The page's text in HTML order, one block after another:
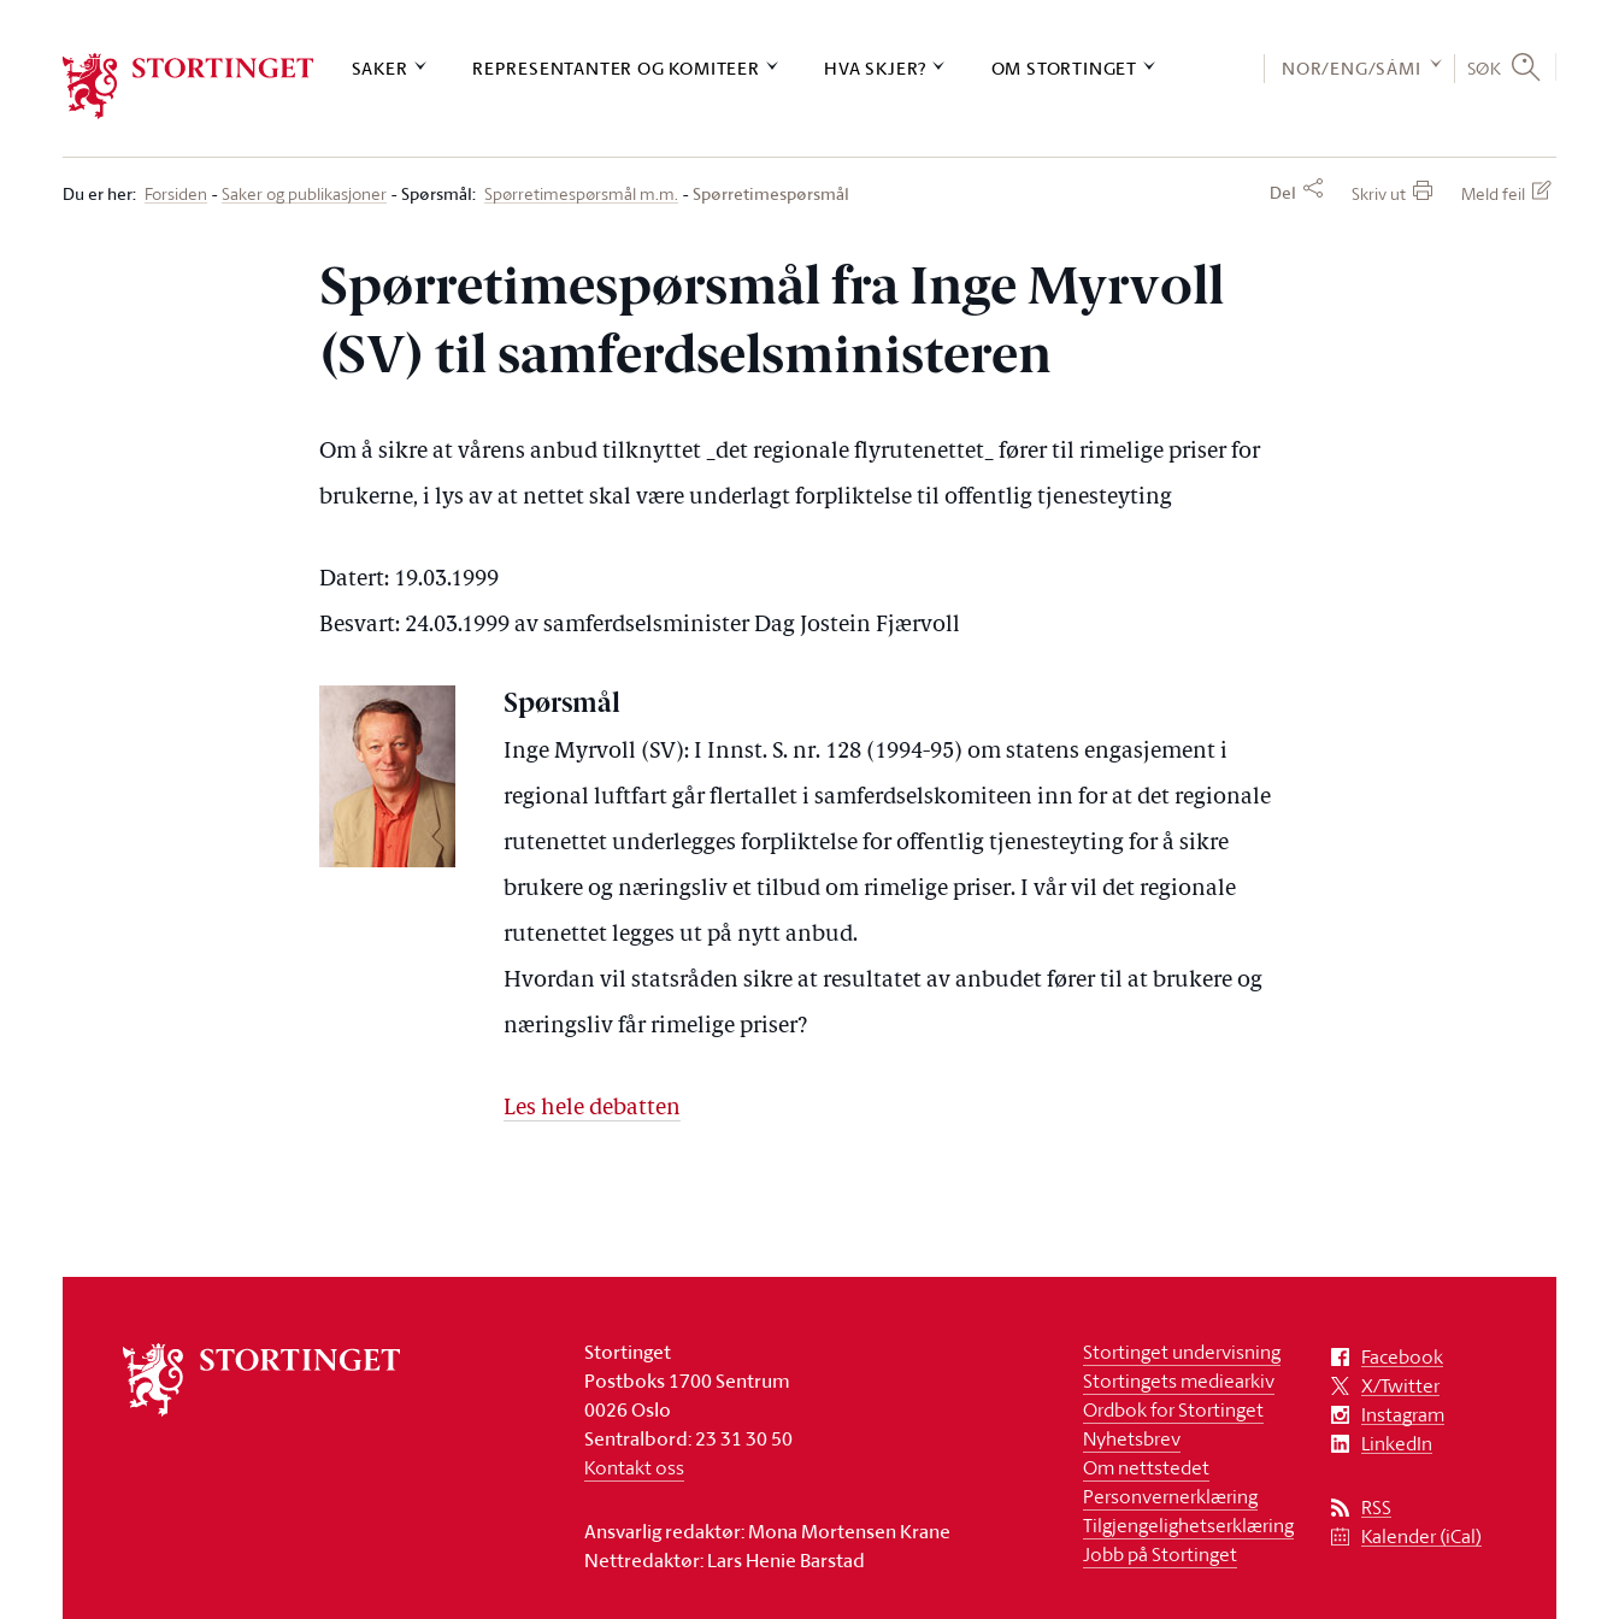
SAKER REPRESENTANTER OG KOMITEER HVA SKJER? OM STORTINGET NOR/ENG/SÁMI SØK
Du er her: Forsiden Saker og publikasjoner Spørsmål: Spørretimespørsmål m.m. Spørretimespørsmål Del Skriv ut Meld feil
Spørretimespørsmål fra Inge Myrvoll
(SV) til samferdselsministeren
Om å sikre at vårens anbud tilknyttet _det regionale flyrutenettet_ fører til rimelige priser for
brukerne, i lys av at nettet skal være underlagt forpliktelse til offentlig tjenesteyting
Datert: 19.03.1999
Besvart: 24.03.1999 av samferdselsminister Dag Jostein Fjærvoll
Spørsmål
Inge Myrvoll (SV): I Innst. S. nr. 128 (1994-95) om statens engasjement i
regional luftfart går flertallet i samferdselskomiteen inn for at det regionale
rutenettet underlegges forpliktelse for offentlig tjenesteyting for å sikre
brukere og næringsliv et tilbud om rimelige priser. I vår vil det regionale
rutenettet legges ut på nytt anbud.
Hvordan vil statsråden sikre at resultatet av anbudet fører til at brukere og
næringsliv får rimelige priser?
Les hele debatten
stortinget
Stortinget
Postboks 1700 Sentrum
0026 Oslo
Sentralbord: 23 31 30 50
Kontakt oss
Ansvarlig redaktør: Mona Mortensen Krane
Nettredaktør: Lars Henie Barstad
Stortinget undervisning
Stortingets mediearkiv
Ordbok for Stortinget
Nyhetsbrev
Om nettstedet
Personvernerklæring
Tilgjengelighetserklæring
Jobb på Stortinget
Facebook
X/Twitter
Instagram
LinkedIn
RSS
Kalender (iCal)